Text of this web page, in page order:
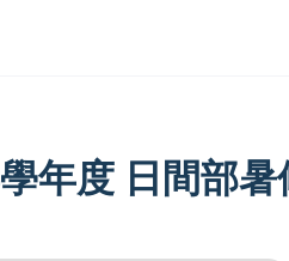
年度 日間部